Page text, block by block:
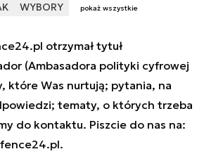
WYBORY pokaż wszystkie
otrzymał tytuł
(Ambasadora polityki cyfrowej
które Was nurtują; pytania, na
tematy, o których trzeba
do kontaktu. Piszcie do nas na:
.